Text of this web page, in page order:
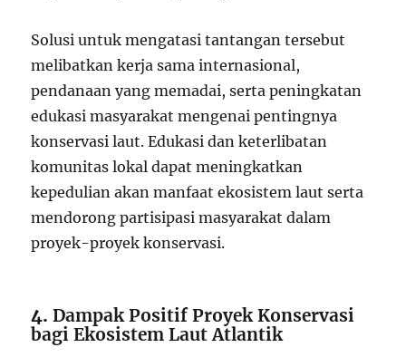
Solusi untuk mengatasi tantangan tersebut
melibatkan kerja sama internasional,
pendanaan yang memadai, serta peningkatan
edukasi masyarakat mengenai pentingnya
konservasi laut. Edukasi dan keterlibatan
komunitas lokal dapat meningkatkan
kepedulian akan manfaat ekosistem laut serta
mendorong partisipasi masyarakat dalam
proyek-proyek konservasi.
4.Dampak Positif Proyek Konservasi
bagi Ekosistem Laut Atlantik